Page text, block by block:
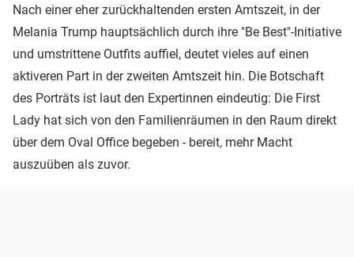
Nach einer eher zurückhaltenden ersten Amtszeit, in der
Melania Trump hauptsächlich durch ihre "Be Best"-Initiative
und umstrittene Outfits auffiel, deutet vieles auf einen
aktiveren Part in der zweiten Amtszeit hin. Die Botschaft
des Porträts ist laut den Expertinnen eindeutig: Die First
Lady hat sich von den Familienräumen in den Raum direkt
über dem Oval Office begeben - bereit, mehr Macht
auszuüben als zuvor.